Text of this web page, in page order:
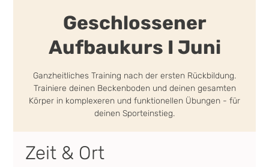
Geschlossener
Aufbaukurs I Juni
Ganzheitliches Training nach der ersten Rückbildung.
Trainiere deinen Beckenboden und deinen gesamten
Körper in komplexeren und funktionellen Übungen - für
deinen Sporteinstieg.
Zeit & Ort